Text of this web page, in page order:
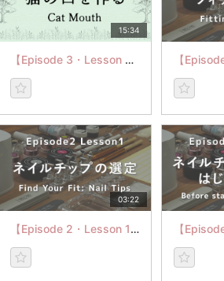
15:34
【Episode 3・Lesson 6】猫の口を作る
03:22
【Episode 2・Lesson 1】ネイルチップの選定